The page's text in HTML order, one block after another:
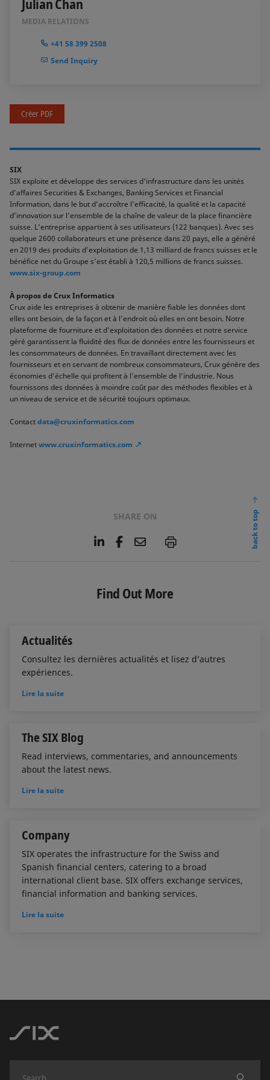
Julian Chan
MEDIA RELATIONS
+41 58 399 2508
Send Inquiry
Créer PDF
SIX
SIX exploite et développe des services d’infrastructure dans les unités
d’affaires Securities & Exchanges, Banking Services et Financial
Information, dans le but d’accroître l’efficacité, la qualité et la capacité
d’innovation sur l’ensemble de la chaîne de valeur de la place financière
suisse. L’entreprise appartient à ses utilisateurs (122 banques). Avec ses
quelque 2600 collaborateurs et une présence dans 20 pays, elle a généré
en 2019 des produits d’exploitation de 1,13 milliard de francs suisses et le
bénéfice net du Groupe s’est établi à 120,5 millions de francs suisses.
www.six-group.com
À propos de Crux Informatics
Crux aide les entreprises à obtenir de manière fiable les données dont
elles ont besoin, de la façon et à l’endroit où elles en ont besoin. Notre
plateforme de fourniture et d’exploitation des données et notre service
géré garantissent la fluidité des flux de données entre les fournisseurs et
les consommateurs de données. En travaillant directement avec les
fournisseurs et en servant de nombreux consommateurs, Crux génère des
économies d’échelle qui profitent à l’ensemble de l’industrie. Nous
fournissons des données à moindre coût par des méthodes flexibles et à
un niveau de service et de sécurité toujours optimaux.
Contactdata@cruxinformatics.com
Internetwww.cruxinformatics.com
SHARE ON
L
e
d
F
b
o
E
l
P
back to top
Find Out More
Actualités
Consultez les dernières actualités et lisez d’autres
expériences.
Lire la suite
The SIX Blog
Read interviews, commentaries, and announcements
about the latest news.
Lire la suite
Company
SIX operates the infrastructure for the Swiss and
Spanish financial centers, catering to a broad
international client base. SIX offers exchange services,
financial information and banking services.
Lire la suite